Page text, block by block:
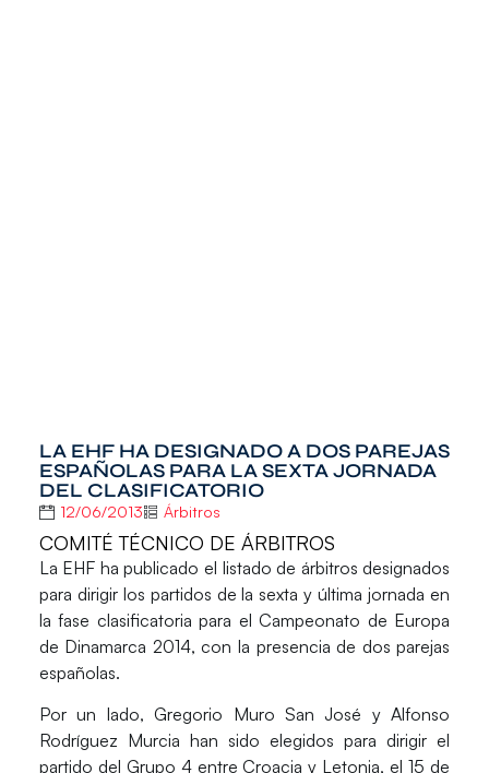
LA EHF HA DESIGNADO A DOS PAREJAS
ESPAÑOLAS PARA LA SEXTA JORNADA
DEL CLASIFICATORIO
12/06/2013 Árbitros
COMITÉ TÉCNICO DE ÁRBITROS
La EHF ha publicado el listado de árbitros designados
para dirigir los partidos de la sexta y última jornada en
la fase clasificatoria para elCampeonato de Europa
de Dinamarca 2014, con la presencia de dos parejas
españolas.
Por un lado,Gregorio Muro San José yAlfonso
Rodríguez Murcia han sido elegidos para dirigir el
partido del Grupo 4 entre Croacia y Letonia, el 15 de